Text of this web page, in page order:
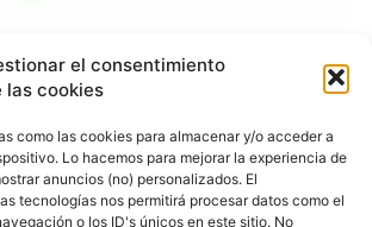
el consentimiento
las cookies
como las cookies para almacenar y/o acceder a
Lo hacemos para mejorar la experiencia de
anuncios (no) personalizados. El
tecnologías nos permitirá procesar datos como el
o los ID's únicos en este sitio. No